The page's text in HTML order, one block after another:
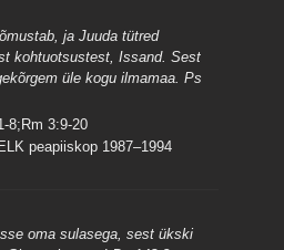
ja Juuda tütred
kohtuotsustest, Issand. Sest
üle kogu ilmamaa. Ps
8;Rm 3:9-20
peapiiskop 1987–1994
oma sulasega, sest ükski